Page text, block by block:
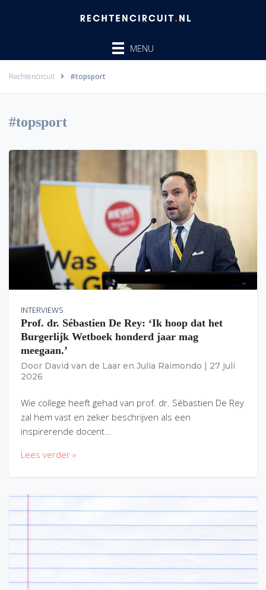
MENU
Rechtencircuit #topsport
#topsport
INTERVIEWS
Prof. dr. Sébastien De Rey: ‘Ik hoop dat het
Burgerlijk Wetboek honderd jaar mag
meegaan.’
Door David van de Laar en Julia Raimondo
27 juli
2026
Wie college heeft gehad van prof. dr. Sébastien De Rey
zal hem vast en zeker beschrijven als een
inspirerende docent…
Lees verder »